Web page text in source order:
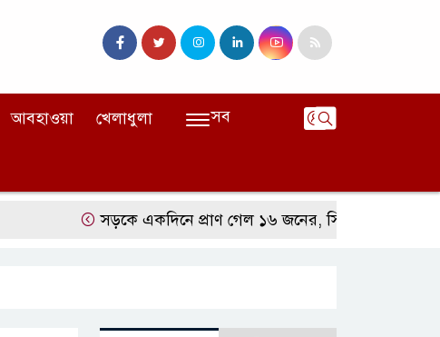
আবহাওয়া খেলাধুলা সব
সড়কে একদিনে প্রাণ গেল ১৬ জনের, সিলেটে বাস সংঘর্ষে নিহত